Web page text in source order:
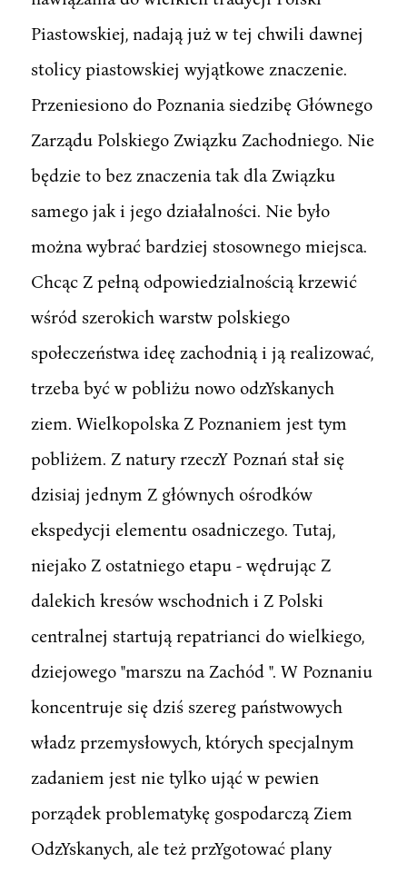
Piastowskiej, nadają już w tej chwili dawnej
stolicy piastowskiej wyjątkowe znaczenie.
Przeniesiono do Poznania siedzibę Głównego
Zarządu Polskiego Związku Zachodniego. Nie
będzie to bez znaczenia tak dla Związku
samego jak i jego działalności. Nie było
można wybrać bardziej stosownego miejsca.
Chcąc Z pełną odpowiedzialnością krzewić
wśród szerokich warstw polskiego
społeczeństwa ideę zachodnią i ją realizować,
trzeba być w pobliżu nowo odzYskanych
ziem. Wielkopolska Z Poznaniem jest tym
pobliżem. Z natury rzeczY Poznań stał się
dzisiaj jednym Z głównych ośrodków
ekspedycji elementu osadniczego. Tutaj,
niejako Z ostatniego etapu - wędrując Z
dalekich kresów wschodnich i Z Polski
centralnej startują repatrianci do wielkiego,
dziejowego "marszu na Zachód ". W Poznaniu
koncentruje się dziś szereg państwowych
władz przemysłowych, których specjalnym
zadaniem jest nie tylko ująć w pewien
porządek problematykę gospodarczą Ziem
OdzYskanych, ale też przYgotować plany